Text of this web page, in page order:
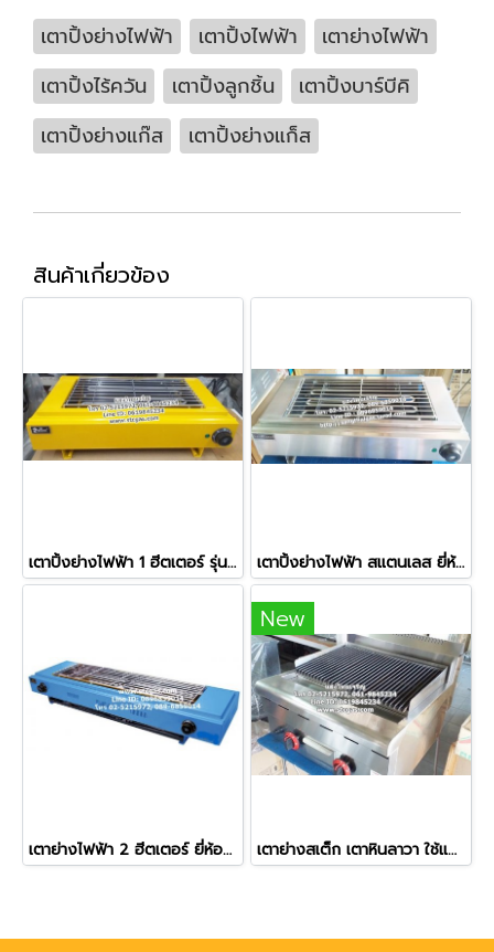
เตาปิ้งย่างไฟฟ้า เตาปิ้งไฟฟ้า
เตาย่างไฟฟ้า
เตาปิ้งไร้ควัน
เตาปิ้งลูกชิ้น
เตาปิ้งบาร์บีคิ
เตาปิ้งย่างแก๊ส
เตาปิ้งย่างแก็ส
สินค้าเกี่ยวข้อง
เตาปิ้งย่างไฟฟ้า 1 ฮีตเตอร์ รุ่น JHD-99 สีเหลือง เตาปิ้งย่างไฟฟ้า สแตนเลส ยี่ห้อนาโนเทค รุ่น JHD-9
เตาย่างไฟฟ้า 2 ฮีตเตอร์ ยี่ห้อฟราย คิงส์ รุ่น JD-110
New
เตาย่างสเต็ก เตาหินลาวา ใช้แก๊ส ขนาด 2 หัวเตา